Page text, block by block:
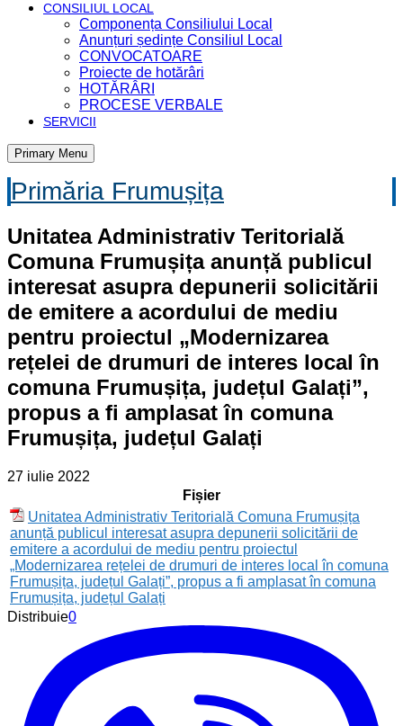
CONSILIUL LOCAL
Componența Consiliului Local
Anunțuri ședințe Consiliul Local
CONVOCATOARE
Proiecte de hotărâri
HOTĂRÂRI
PROCESE VERBALE
SERVICII
Primary Menu
Primăria Frumușița
Unitatea Administrativ Teritorială
Comuna Frumușița anunță publicul
interesat asupra depunerii solicitării
de emitere a acordului de mediu
pentru proiectul „Modernizarea
rețelei de drumuri de interes local în
comuna Frumușița, județul Galați”,
propus a fi amplasat în comuna
Frumușița, județul Galați
27 iulie 2022
Fișier
Unitatea Administrativ Teritorială Comuna Frumușița
anunță publicul interesat asupra depunerii solicitării de
emitere a acordului de mediu pentru proiectul
„Modernizarea rețelei de drumuri de interes local în comuna
Frumușița, județul Galați”, propus a fi amplasat în comuna
Frumușița, județul Galați
Distribuie0